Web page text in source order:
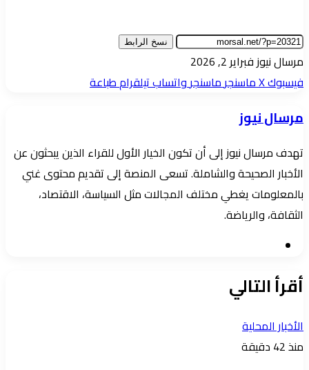
نسخ الرابط
مرسال نيوزأرسل
بريدا
فبراير 2, 2026
فيسبوك‫Xماسنجرماسنجرواتسابتيلقرامطباعة
مرسال نيوز
تهدف مرسال نيوز إلى أن تكون الخيار الأول للقراء الذين يبحثون عن
الأخبار الصحيحة والشاملة. تسعى المنصة إلى تقديم محتوى غني
بالمعلومات يغطي مختلف المجالات مثل السياسة، الاقتصاد،
الثقافة، والرياضة.
أقرأ التالي
الأخبار المحلية
منذ 42 دقيقة